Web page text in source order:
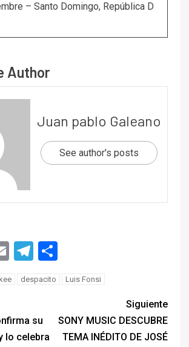
– Santo Domingo, República D
Author
Juan pablo Galeano
See author's posts
EmailTelegram
despacito Luis Fonsi
su
lo celebra
Siguiente
SONY MUSIC DESCUBRE
TEMA INÉDITO DE JOSÉ